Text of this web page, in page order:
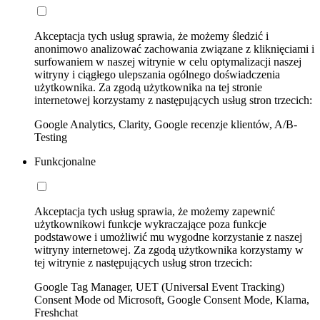
Akceptacja tych usług sprawia, że możemy śledzić i
anonimowo analizować zachowania związane z kliknięciami i
surfowaniem w naszej witrynie w celu optymalizacji naszej
witryny i ciągłego ulepszania ogólnego doświadczenia
użytkownika. Za zgodą użytkownika na tej stronie
internetowej korzystamy z następujących usług stron trzecich:
Google Analytics, Clarity, Google recenzje klientów, A/B-
Testing
Funkcjonalne
Akceptacja tych usług sprawia, że możemy zapewnić
użytkownikowi funkcje wykraczające poza funkcje
podstawowe i umożliwić mu wygodne korzystanie z naszej
witryny internetowej. Za zgodą użytkownika korzystamy w
tej witrynie z następujących usług stron trzecich:
Google Tag Manager, UET (Universal Event Tracking)
Consent Mode od Microsoft, Google Consent Mode, Klarna,
Freshchat